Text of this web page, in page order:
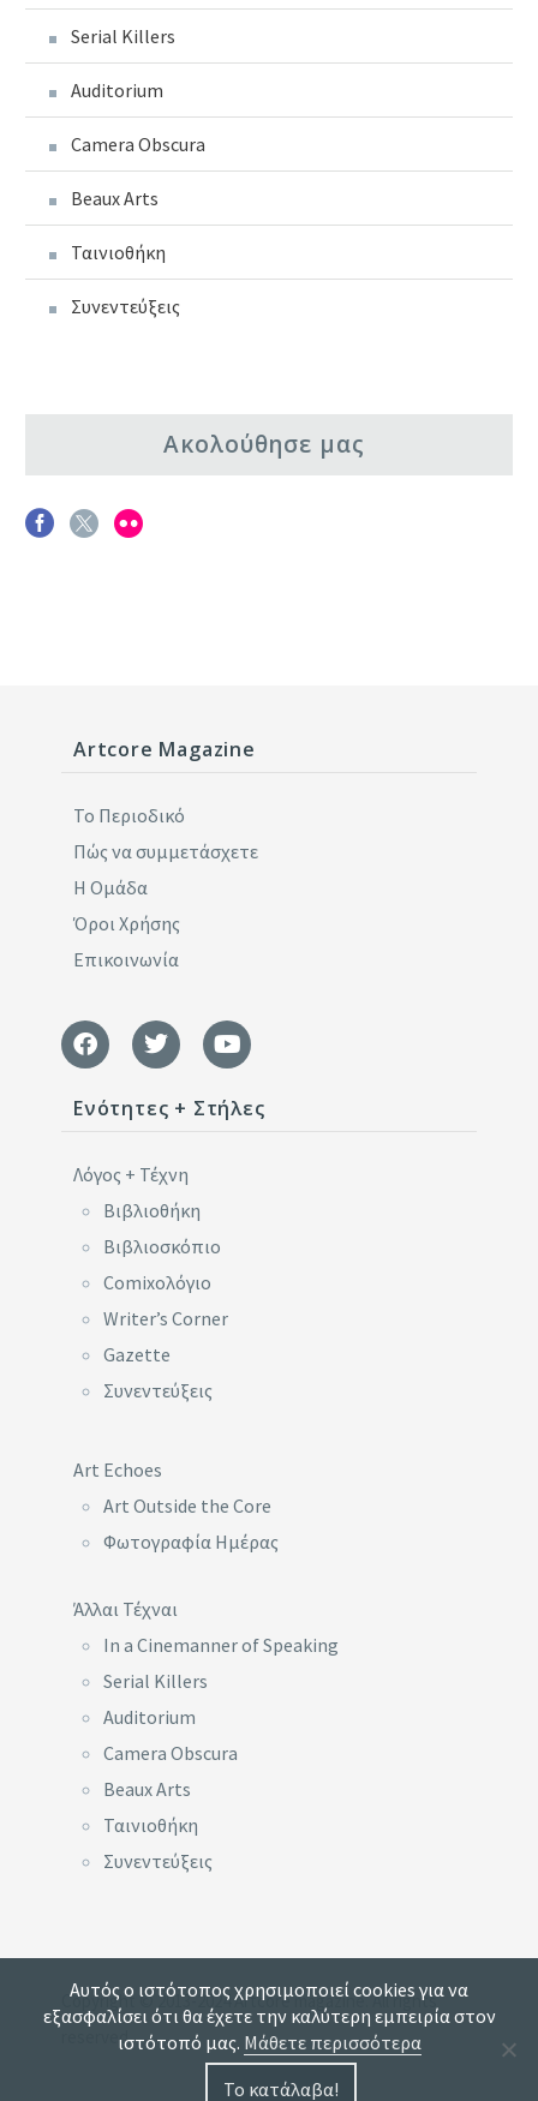
Serial Killers
Auditorium
Camera Obscura
Beaux Arts
Ταινιοθήκη
Συνεντεύξεις
Ακολούθησε μας
Artcore Magazine
Το Περιοδικό
Πώς να συμμετάσχετε
Η Ομάδα
Όροι Χρήσης
Επικοινωνία
Ενότητες + Στήλες
Λόγος + Τέχνη
Βιβλιοθήκη
Βιβλιοσκόπιο
Comixoλόγιο
Writer’s Corner
Gazette
Συνεντεύξεις
Art Echoes
Art Outside the Core
Φωτογραφία Ημέρας
Άλλαι Τέχναι
In a Cinemanner of Speaking
Serial Killers
Auditorium
Camera Obscura
Beaux Arts
Ταινιοθήκη
Συνεντεύξεις
Copyright © 2013-2024 Artcore magazine. All rights
reserved.
Αυτός ο ιστότοπος χρησιμοποιεί cookies για να
εξασφαλίσει ότι θα έχετε την καλύτερη εμπειρία στον
ιστότοπό μας. Μάθετε περισσότερα
Το κατάλαβα!